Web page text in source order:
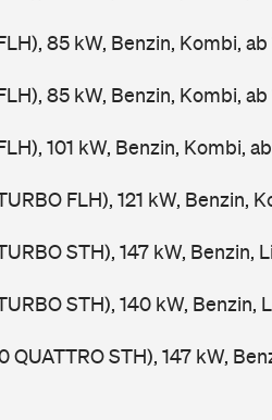
85 kW, Benzin, Kombi, ab
85 kW, Benzin, Kombi, ab
101 kW, Benzin, Kombi,
FLH), 121 kW, Benzin,
STH), 147 kW, Benzin,
STH), 140 kW, Benzin,
QUATTRO STH), 147 kW,